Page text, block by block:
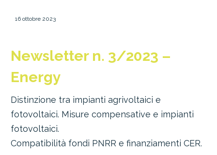
16 ottobre 2023
Newsletter n. 3/2023 –
Energy
Distinzione tra impianti agrivoltaici e
fotovoltaici. Misure compensative e impianti
fotovoltaici.
Compatibilità fondi PNRR e finanziamenti CER.